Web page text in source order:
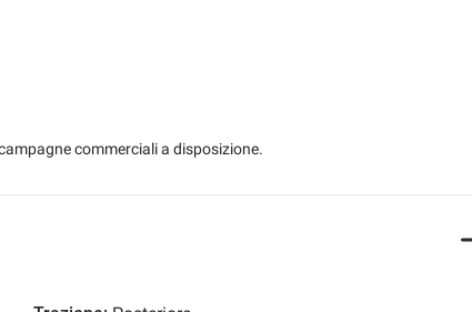
commerciali a disposizione.